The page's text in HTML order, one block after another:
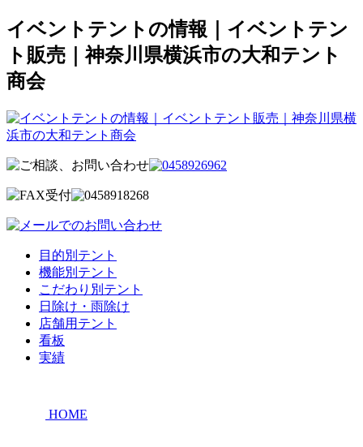
イベントテントの情報｜イベントテン
ト販売｜神奈川県横浜市の大和テント
商会
目的別テント
機能別テント
こだわり別テント
日除け・雨除け
店舗用テント
看板
実績
HOME